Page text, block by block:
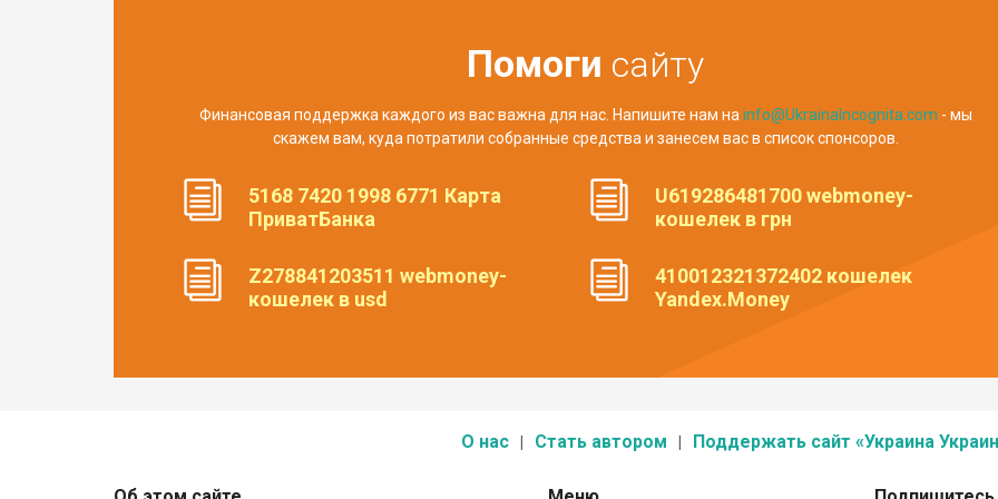
Помоги сайту
Финансовая поддержка каждого из вас важна для нас. Напишите нам на info@UkrainaIncognita.com - мы
скажем вам, куда потратили собранные средства и занесем вас в список спонсоров.
5168 7420 1998 6771 Карта
ПриватБанка
U619286481700 webmoney-
кошелек в грн
Z278841203511 webmoney-
кошелек в usd
410012321372402 кошелек
Yandex.Money
О нас Стать автором Поддержать сайт «Украина